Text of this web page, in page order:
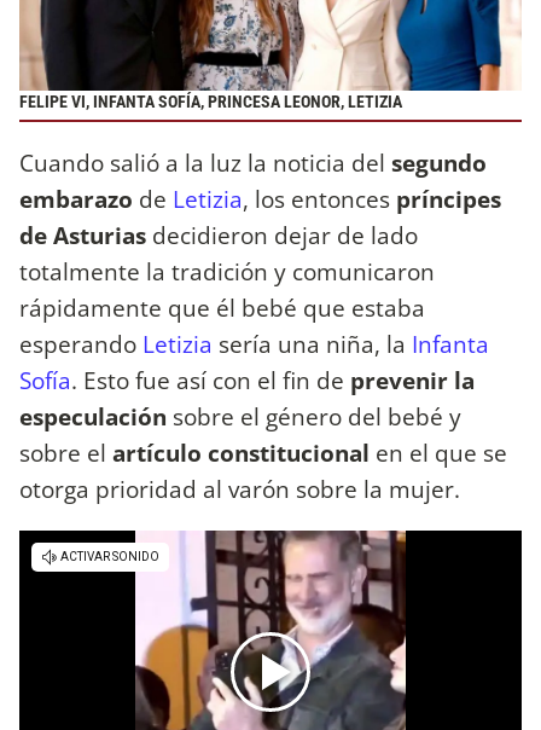
FELIPE VI, INFANTA SOFÍA, PRINCESA LEONOR, LETIZIA
Cuando salió a la luz la noticia del segundo
embarazo de Letizia, los entonces príncipes
de Asturias decidieron dejar de lado
totalmente la tradición y comunicaron
rápidamente que él bebé que estaba
esperando Letizia sería una niña, la Infanta
Sofía. Esto fue así con el fin de prevenir la
especulación sobre el género del bebé y
sobre el artículo constitucional en el que se
otorga prioridad al varón sobre la mujer.